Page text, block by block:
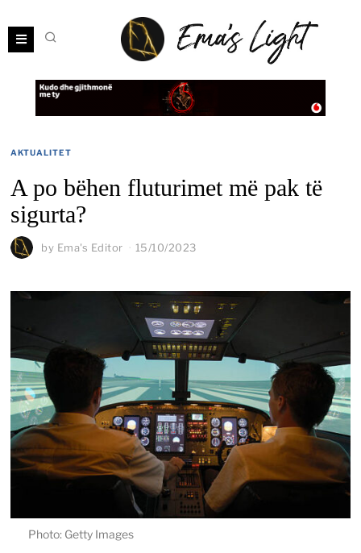
AKTUALITET
A po bëhen fluturimet më pak të
sigurta?
by Ema's Editor 15/10/2023
Photo: Getty Images